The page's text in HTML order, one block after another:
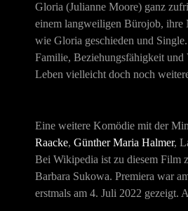
Gloria (Julianne Moore) ganz
einem langweiligen Bürojob, ihre
wie Gloria geschieden und
Familie, Beziehungsfähigkeit und
Leben vielleicht doch noch
Eine weitere Komödie mit der
Raacke, Günther Maria Halmer,
Bei Wikipedia ist zu diesem Film
Barbara Sukowa. Premiera war
erstmals am 4. Juli 2022 gezeigt.